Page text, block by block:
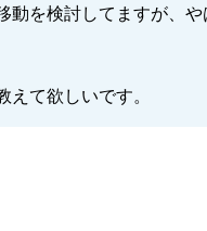
動を検討してますが、や
て欲しいです。